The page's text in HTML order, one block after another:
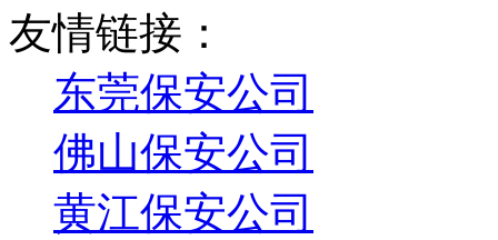
友情链接：
东莞保安公司
佛山保安公司
黄江保安公司